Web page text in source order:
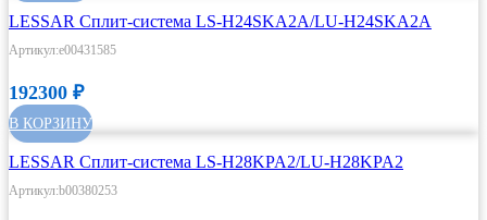
LESSAR Сплит-система LS-H24SKA2A/LU-H24SKA2A
Артикул:e00431585
192300 ₽
В КОРЗИНУ
LESSAR Сплит-система LS-H28KPA2/LU-H28KPA2
Артикул:b00380253